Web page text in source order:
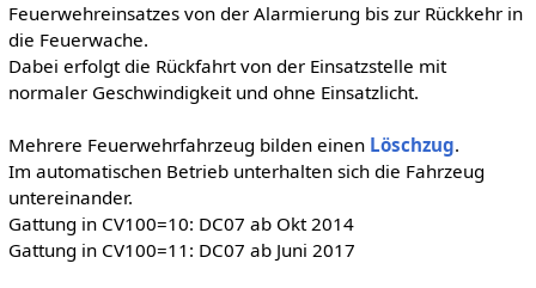
Feuerwehreinsatzes von der Alarmierung bis zur Rückkehr in
die Feuerwache.
Dabei erfolgt die Rückfahrt von der Einsatzstelle mit
normaler Geschwindigkeit und ohne Einsatzlicht.
Mehrere Feuerwehrfahrzeug bilden einen Löschzug.
Im automatischen Betrieb unterhalten sich die Fahrzeug
untereinander.
Gattung in CV100=10: DC07 ab Okt 2014
Gattung in CV100=11: DC07 ab Juni 2017